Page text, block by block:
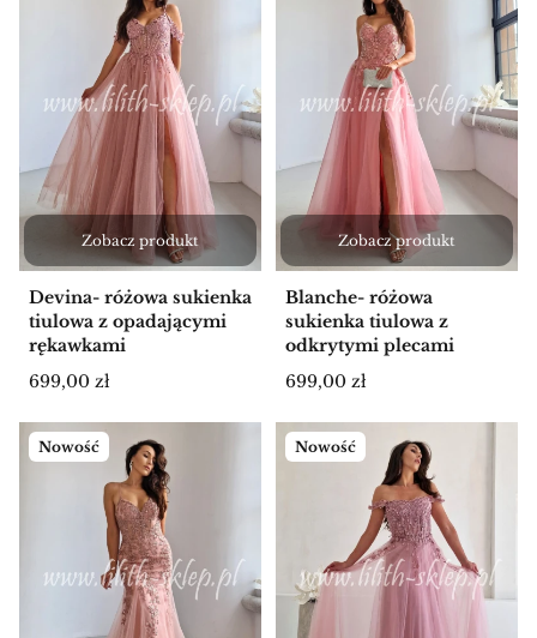
Zobacz produkt
Devina- różowa sukienka
tiulowa z opadającymi
rękawkami
Cena
699,00 zł
Zobacz produkt
Blanche- różowa
sukienka tiulowa z
odkrytymi plecami
Cena
699,00 zł
Nowość Nowość